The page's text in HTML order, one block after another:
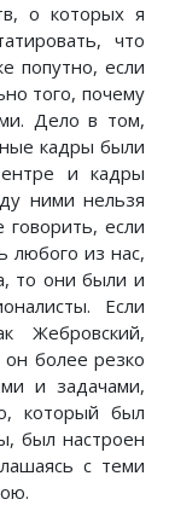
о которых я
что
попутно, если
того, почему
Дело в том,
кадры были
и кадры
ними нельзя
если
любого из нас,
то они были и
Если
Жебровский,
более резко
и задачами,
который был
был настроен
с теми